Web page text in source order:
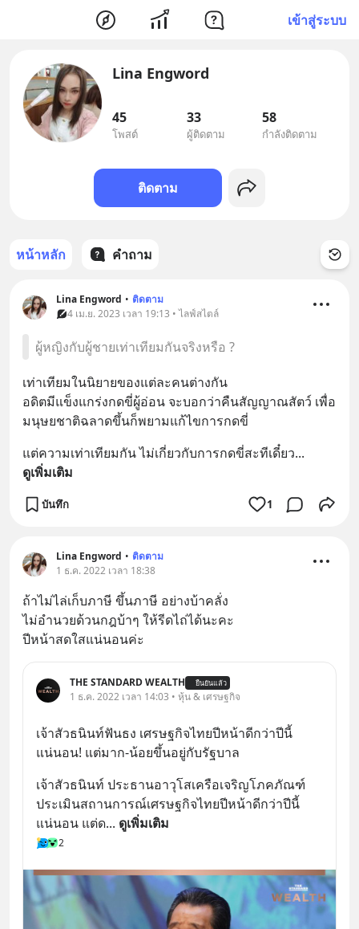
เข้าสู่ระบบ
Lina Engword
45
โพสต์
33
ผู้ติดตาม
58
กำลังติดตาม
ติดตาม
หน้าหลัก คำถาม
Lina Engword • ติดตาม
4 เม.ย. 2023 เวลา 19:13 • ไลฟ์สไตล์
ผู้หญิงกับผู้ชายเท่าเทียมกันจริงหรือ ?
เท่าเทียมในนิยายของแต่ละคนต่างกัน
อดิตมีแข็งแกร่งกดขี่ผู้อ่อน จะบอกว่าคืนสัญญาณสัตว์ เพื่อ
มนุษยชาติฉลาดขึ้นก็พยามแก้ไขการกดขี่
แต่ความเท่าเทียมกัน ไม่เกี่ยวกับการกดขี่สะทีเดี๋ยว...
ดูเพิ่มเติม
บันทึก 1
Lina Engword • ติดตาม
1 ธ.ค. 2022 เวลา 18:38
ถ้าไม่ไล่เก็บภาษี ขึ้นภาษี อย่างบ้าคลั่ง
ไม่อำนวยด้วนกฎบ้าๆ ให้รีดไถ่ได้นะคะ
ปีหน้าสดใสแน่นอนค่ะ
THE STANDARD WEALTH ยืนยันแล้ว
1 ธ.ค. 2022 เวลา 14:03 • หุ้น & เศรษฐกิจ
เจ้าสัวธนินท์ฟันธง เศรษฐกิจไทยปีหน้าดีกว่าปีนี้
แน่นอน! แต่มาก-น้อยขึ้นอยู่กับรัฐบาล
เจ้าสัวธนินท์ ประธานอาวุโสเครือเจริญโภคภัณฑ์
ประเมินสถานการณ์เศรษฐกิจไทยปีหน้าดีกว่าปีนี้
แน่นอน แต่ด... ดูเพิ่มเติม
2